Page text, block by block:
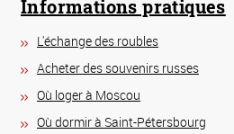
Informations pratiques
L'échange des roubles
Acheter des souvenirs russes
Où loger à Moscou
Où dormir à Saint-Pétersbourg